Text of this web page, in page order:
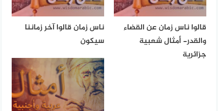
قالوا ناس زمان عن القضاء
والقدر- أمثال شعبية
جزائرية
ناس زمان قالوا آخر زماننا
سيكون